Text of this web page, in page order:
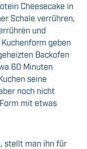
Cheesecake in
Schale verrühren,
und
geben
Backofen
60 Minuten
seine
noch nicht
mit etwas
stellt man ihn für